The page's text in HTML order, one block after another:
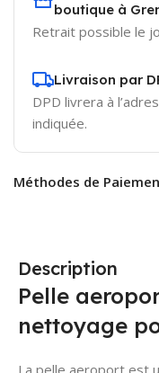
boutique à
Retrait possible le
Livraison par
DPD livrera à
indiquée.
Méthodes de
Description
Pelle
nettoyage
La pelle aeroport est